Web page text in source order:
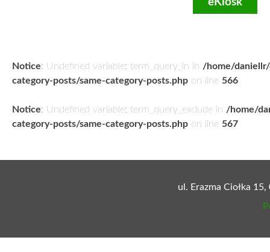
eKiosk
Notice: Undefined variable: term_query_in in /home/
category-posts/same-category-posts.php on line 566
Notice: Undefined variable: term_query_exclude in /home/
category-posts/same-category-posts.php on line 567
ul. Erazma Ciołka